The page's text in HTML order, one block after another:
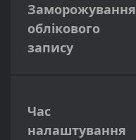
Заморожування
облікового
запису
Час
налаштування